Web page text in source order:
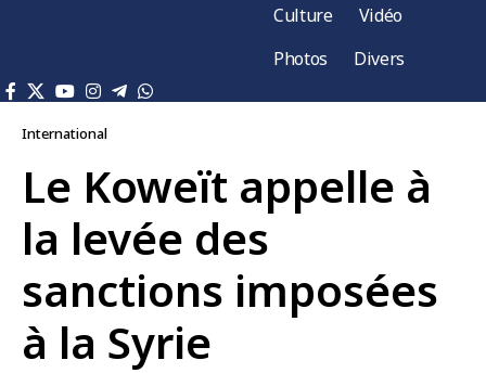
Culture
Vidéo
Photos
Divers
International
Le Koweït appelle à
la levée des
sanctions imposées
à la Syrie